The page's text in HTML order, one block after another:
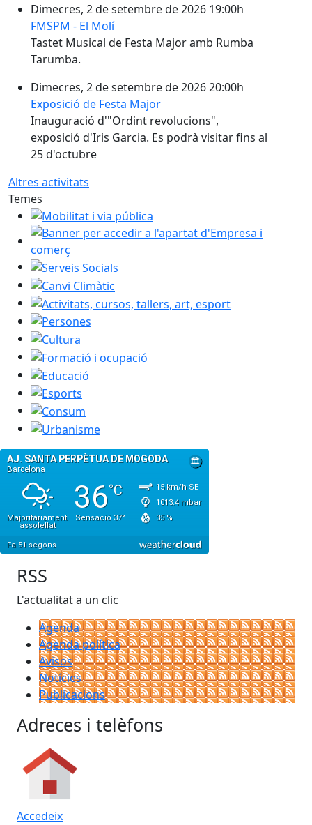
Dimecres, 2 de setembre de 2026 19:00h
FMSPM - El Molí
Tastet Musical de Festa Major amb Rumba
Tarumba.
Dimecres, 2 de setembre de 2026 20:00h
Exposició de Festa Major
Inauguració d'"Ordint revolucions",
exposició d'Iris Garcia. Es podrà visitar fins al
25 d'octubre
Altres activitats
Temes
RSS
L'actualitat a un clic
Agenda
Agenda política
Avisos
Notícies
Publicacions
Adreces i telèfons
Accedeix